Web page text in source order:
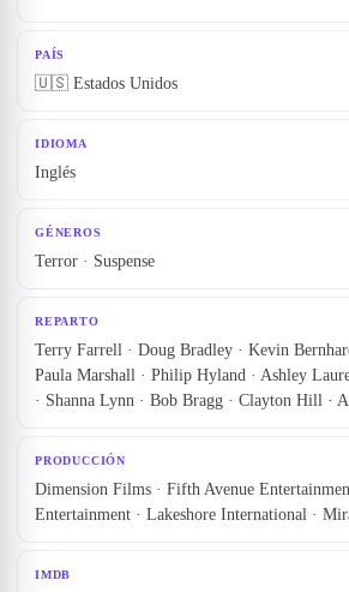
PAÍS
🇺🇸 Estados Unidos
IDIOMA
Inglés
GÉNEROS
Terror · Suspense
REPARTO
Terry Farrell · Doug Bradley · Kevin
Paula Marshall · Philip Hyland · Ashley
· Shanna Lynn · Bob Bragg · Clayton Hill ·
PRODUCCIÓN
Dimension Films · Fifth Avenue
Entertainment · Lakeshore International ·
IMDB